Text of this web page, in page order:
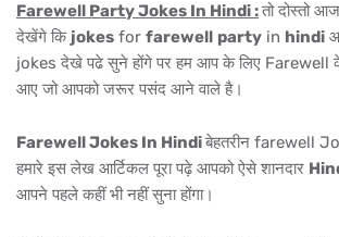
Farewell Party Jokes In Hindi :तो दोस्तो
देखेंगे कि jokes for farewell party in hindi
jokes देखे पढे सुने होंगे पर हम आप के लिए Farewell
आए जो आपको जरूर पसंद आने वाले है।
Farewell Jokes In Hindiबेहतरीन farewell
हमारे इस लेख आर्टिकल पूरा पढ़े आपको ऐसे शानदार
आपने पहले कहीं भी नहीं सुना होंगा।